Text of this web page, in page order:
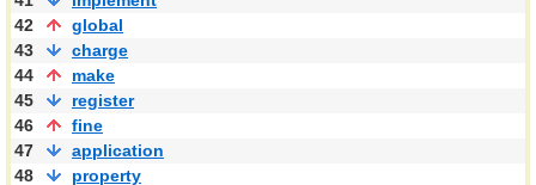
42
global
43
charge
44
make
45
register
46
fine
47
application
48
property